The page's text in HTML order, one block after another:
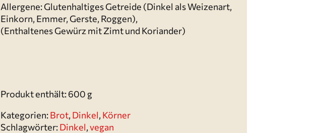
Allergene: Glutenhaltiges Getreide (Dinkel als Weizenart,
Einkorn, Emmer, Gerste, Roggen),
(Enthaltenes Gewürz mit Zimt und Koriander)
Produkt enthält: 600 g
Kategorien:Brot, Dinkel, Körner
Schlagwörter:Dinkel,vegan